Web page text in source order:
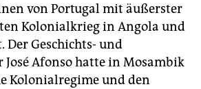
von Portugal mit äußerster
Kolonialkrieg in Angola und
Der Geschichts- und
Afonso hatte in Mosambik
Kolonialregime und den